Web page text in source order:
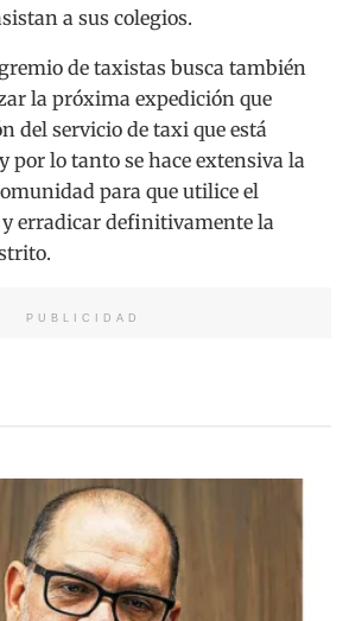
a sus colegios.
de taxistas busca también
la próxima expedición que
del servicio de taxi que está
por lo tanto se hace extensiva la
para que utilice el
erradicar definitivamente la
PUBLICIDAD